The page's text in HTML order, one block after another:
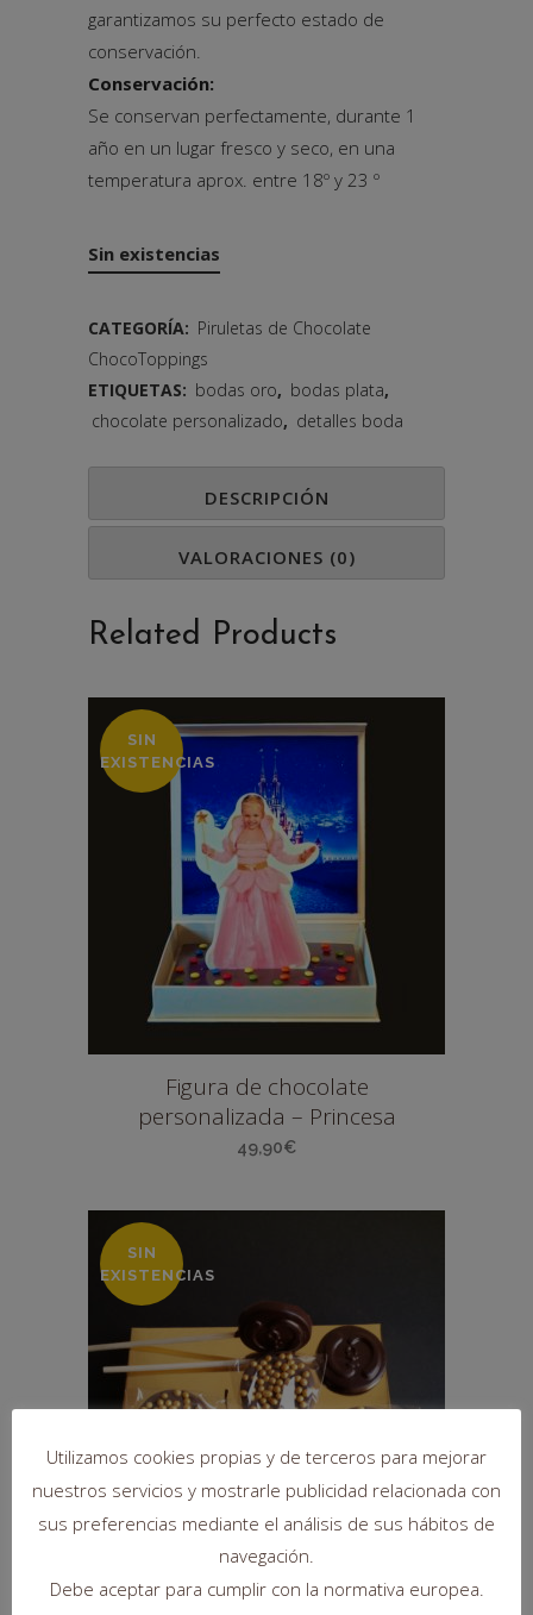
garantizamos su perfecto estado de
conservación.
Conservación:
Se conservan perfectamente, durante 1
año en un lugar fresco y seco, en una
temperatura aprox. entre 18º y 23 º
Sin existencias
CATEGORÍA: Piruletas de Chocolate
ChocoToppings
ETIQUETAS: bodas oro, bodas plata,
chocolate personalizado, detalles boda
DESCRIPCIÓN
VALORACIONES (0)
Related Products
SIN
EXISTENCIAS
Figura de chocolate
personalizada – Princesa
49,90€
SIN
EXISTENCIAS
Pirutoppings Perlas- Bodas de
Utilizamos cookies propias y de terceros para mejorar
nuestros servicios y mostrarle publicidad relacionada con
sus preferencias mediante el análisis de sus hábitos de
navegación.
Debe aceptar para cumplir con la normativa europea.